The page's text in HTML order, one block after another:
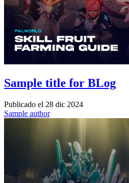
Sample title for BLog
Publicado el 28 dic 2024
Sample author